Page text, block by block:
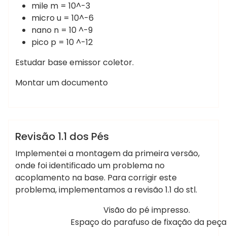
mile m = 10^-3
micro u = 10^-6
nano n = 10 ^-9
pico p = 10 ^-12
Estudar base emissor coletor.
Montar um documento
DOCTO DOCTO
Revisão 1.1 dos Pés
Implementei a montagem da primeira versão,
onde foi identificado um problema no
acoplamento na base. Para corrigir este
problema, implementamos a revisão 1.1 do stl.
Visão do pé impresso.
Espaço do parafuso de fixação da peça